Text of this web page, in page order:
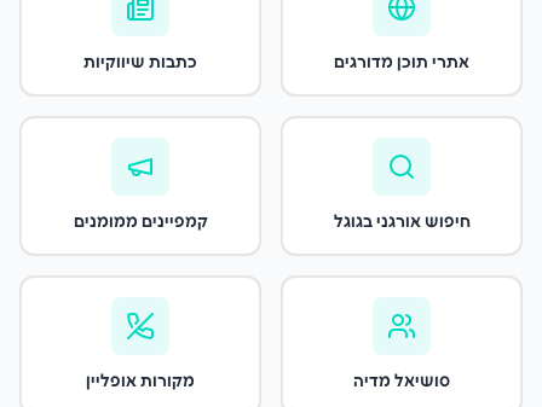
אתרי תוכן מדורגים כתבות שיווקיות
חיפוש אורגני בגוגל קמפיינים ממומנים
סושיאל מדיה מקורות אופליין